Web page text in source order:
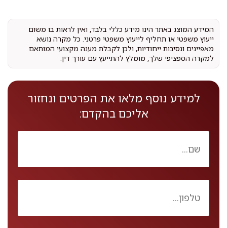
המידע המוצג באתר הינו מידע כללי בלבד, ואין לראות בו משום
ייעוץ משפטי או תחליף לייעוץ משפטי פרטני. כל מקרה נושא
מאפיינים ונסיבות ייחודיות, ולכן לקבלת מענה מקצועי המותאם
למקרה הספציפי שלך, מומלץ להתייעץ עם עורך דין.
למידע נוסף מלאו את הפרטים ונחזור
אליכם בהקדם: